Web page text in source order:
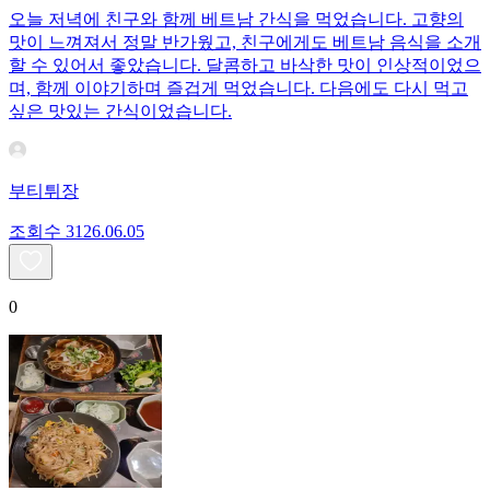
오늘 저녁에 친구와 함께 베트남 간식을 먹었습니다. 고향의
맛이 느껴져서 정말 반가웠고, 친구에게도 베트남 음식을 소개
할 수 있어서 좋았습니다. 달콤하고 바삭한 맛이 인상적이었으
며, 함께 이야기하며 즐겁게 먹었습니다. 다음에도 다시 먹고
싶은 맛있는 간식이었습니다.
부티튀장
조회수 31 26.06.05
0